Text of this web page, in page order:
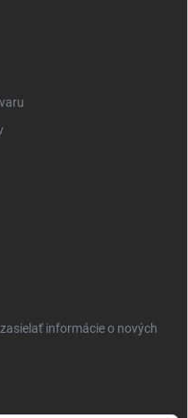
informácie o nových